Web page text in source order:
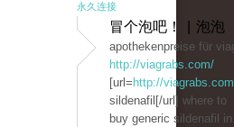
永久连接
冒个泡吧！ | 泡泡
apothekenpreise für
http://viagrabs.com/
[url= http://
sildenafil[/url] where to
buy generic sildenafil